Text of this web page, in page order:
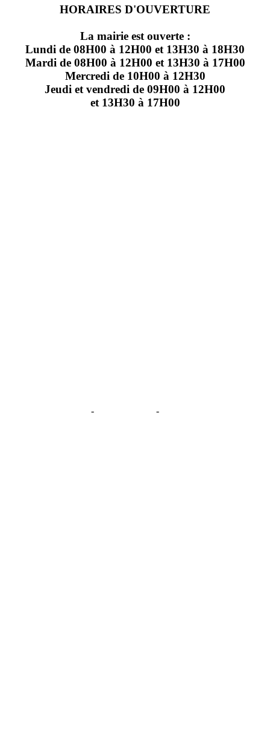
HORAIRES D'OUVERTURE
La mairie est ouverte :
Lundi de 08H00 à 12H00 et 13H30 à 18H30
Mardi de 08H00 à 12H00 et 13H30 à 17H00
Mercredi de 10H00 à 12H30
Jeudi et vendredi de 09H00 à 12H00
et 13H30 à 17H00
- -